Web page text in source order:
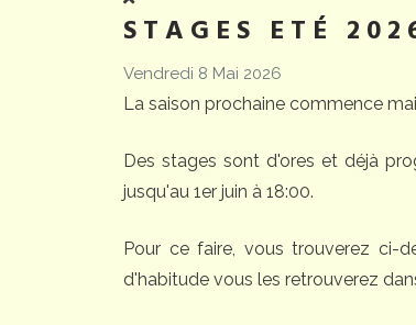
STAGES ETÉ
Vendredi 8 Mai 2026
La saison prochaine commence
Des stages sont d'ores et déjà
jusqu'au 1er juin à 18:00.
Pour ce faire, vous trouverez ci-
d'habitude vous les retrouverez